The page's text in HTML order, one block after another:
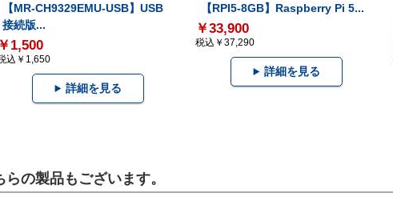
【MR-CH9329EMU-USB】USB
接続版...
￥1,500
込￥1,650
詳細を見る
【RPI5-8GB】Raspberry Pi 5...
￥33,900
税込￥37,290
詳細を見る
の製品もございます。